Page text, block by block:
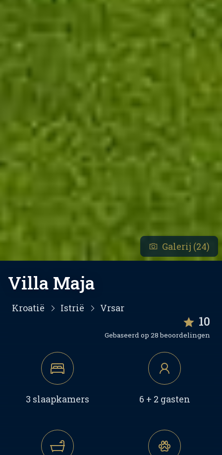
Galerij (24)
Villa Maja
Kroatië Istrië Vrsar
10
Gebaseerd op 28 beoordelingen
3 slaapkamers 6 + 2 gasten